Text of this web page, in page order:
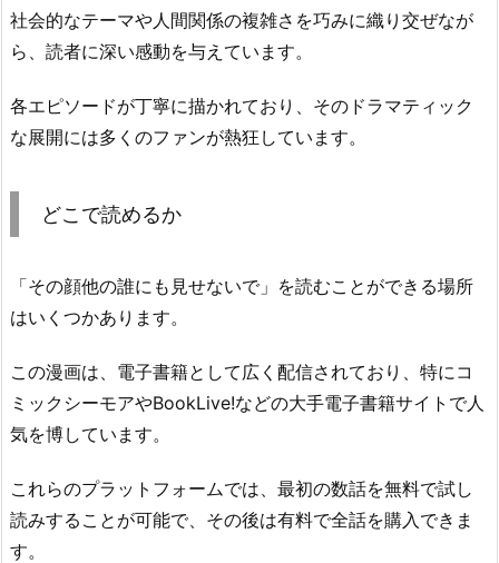
社会的なテーマや人間関係の複雑さを巧みに織り交ぜなが
ら、読者に深い感動を与えています。
各エピソードが丁寧に描かれており、そのドラマティック
な展開には多くのファンが熱狂しています。
どこで読めるか
「その顔他の誰にも見せないで」を読むことができる場所
はいくつかあります。
この漫画は、電子書籍として広く配信されており、特にコ
ミックシーモアやBookLive!などの大手電子書籍サイトで人
気を博しています。
これらのプラットフォームでは、最初の数話を無料で試し
読みすることが可能で、その後は有料で全話を購入できま
す。